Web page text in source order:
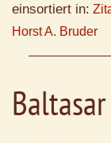
einsortiert in:
Horst A. Bruder